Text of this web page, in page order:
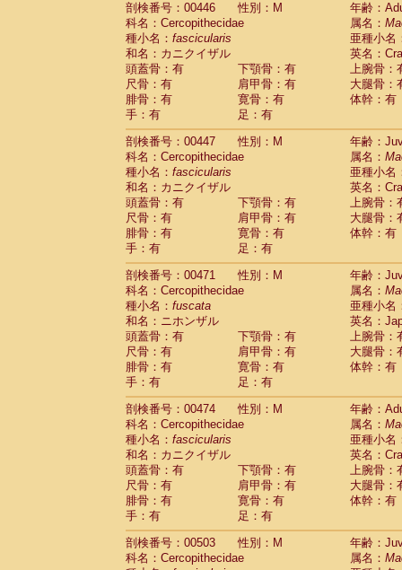
剖検番号：00446
性別：M
年齢：
科名：Cercopithecidae
属名：
種小名： fascicularis
亜種小名
和名：カニクイザル
英名：
頭蓋骨：有
下顎骨：有
上腕骨：
尺骨：有
肩甲骨：有
大腿骨：
腓骨：有
寛骨：有
体幹：有
手：有
足：有
剖検番号：00447
性別：M
年齢：
科名：Cercopithecidae
属名：
種小名： fascicularis
亜種小名
和名：カニクイザル
英名：
頭蓋骨：有
下顎骨：有
上腕骨：
尺骨：有
肩甲骨：有
大腿骨：
腓骨：有
寛骨：有
体幹：有
手：有
足：有
剖検番号：00471
性別：M
年齢：
科名：Cercopithecidae
属名：
種小名： fuscata
亜種小名
和名：ニホンザル
英名：
頭蓋骨：有
下顎骨：有
上腕骨：
尺骨：有
肩甲骨：有
大腿骨：
腓骨：有
寛骨：有
体幹：有
手：有
足：有
剖検番号：00474
性別：M
年齢：
科名：Cercopithecidae
属名：
種小名： fascicularis
亜種小名
和名：カニクイザル
英名：
頭蓋骨：有
下顎骨：有
上腕骨：
尺骨：有
肩甲骨：有
大腿骨：
腓骨：有
寛骨：有
体幹：有
手：有
足：有
剖検番号：00503
性別：M
年齢：
科名：Cercopithecidae
属名：